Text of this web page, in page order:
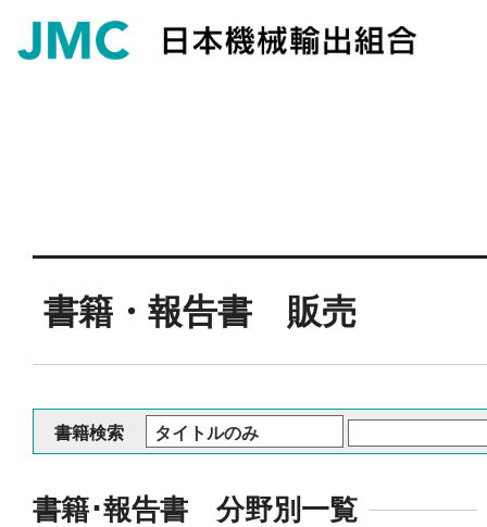
書籍・報告書 販売
書籍検索
書籍･報告書 分野別一覧